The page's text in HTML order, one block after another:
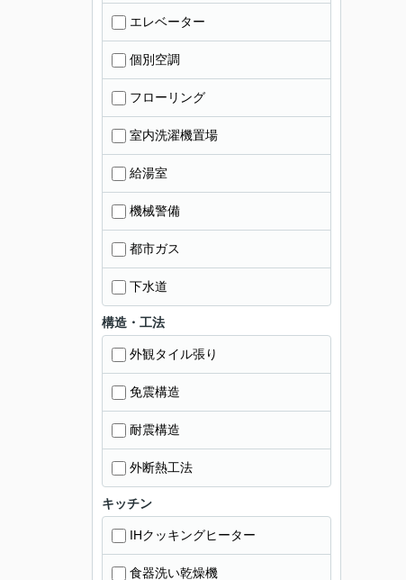
エレベーター
個別空調
フローリング
室内洗濯機置場
給湯室
機械警備
都市ガス
下水道
構造・工法
外観タイル張り
免震構造
耐震構造
外断熱工法
キッチン
IHクッキングヒーター
食器洗い乾燥機